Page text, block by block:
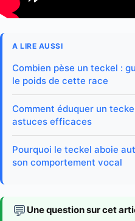
A LIRE AUSSI
Combien pèse un teckel :
le poids de cette race
Comment éduquer un
astuces efficaces
Pourquoi le teckel aboie
son comportement vocal
💬 Une question sur cet